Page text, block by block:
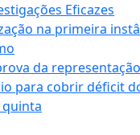
Eficazes
na primeira
da representação
para cobrir déficit
quinta